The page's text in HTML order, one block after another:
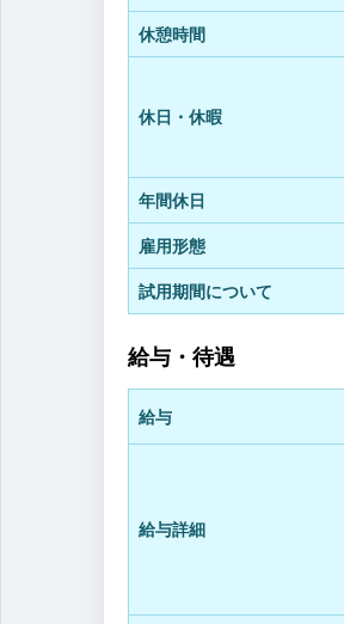
休憩時間
休日・休暇
年間休日
雇用形態
試用期間について
給与・待遇
給与
給与詳細